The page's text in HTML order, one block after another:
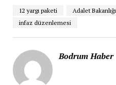
12 yargı paketi Adalet Bakanlığı
infaz düzenlemesi
Bodrum Haber